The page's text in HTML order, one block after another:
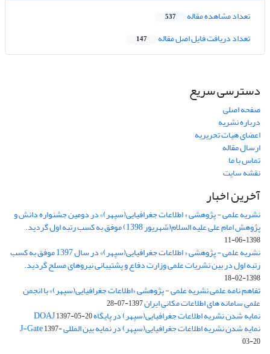
تعداد مشاهده مقاله 537
تعداد دریافت فایل اصل مقاله 147
دسترسی سریع
صفحه اصلی
درباره نشریه
اعضای هیات تحریریه
ارسال مقاله
تماس با ما
نقشه سایت
آخرین اخبار
نشریه علمی - پژوهشی « اطلاعات جغرافیایی(سپهر)» در دومین جشنواره دانش و
پژوهش امام علی علیه السلام(شهریور 1398) موفق به کسب رتبه اول گردید.
1398-06-11
نشریه علمی - پژوهشی « اطلاعات جغرافیایی(سپهر)» در سال 1397 موفق به کسب
رتبه اول در بین نشریات علمی وزارت دفاع و پشتیبانی نیروهای مسلح گردید.
1398-02-18
تفاهم نامه علمی نشریه علمی - پژوهشی «اطلاعات جغرافیایی(سپهر)» با انجمن
علمی سامانه های اطلاعات مکانی ایران1397-07-28
نمایه شدن نشریه اطلاعات جغرافیایی(سپهر) در پایگاه DOAJ1397-05-20
نمایه شدن نشریه اطلاعات جغرافیایی(سپهر) در نمایه بین المللی J-Gate1397-
03-20